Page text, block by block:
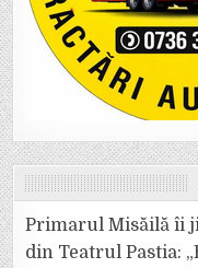
Primarul Misăilă îi
din Teatrul Pastia: